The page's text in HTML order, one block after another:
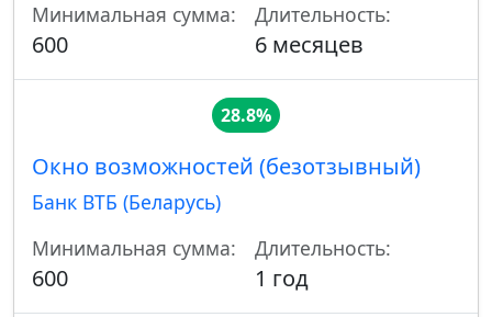
Минимальная сумма:
600
Длительность:
6 месяцев
28.8%
Окно возможностей (безотзывный)
Банк ВТБ (Беларусь)
Минимальная сумма:
600
Длительность:
1 год